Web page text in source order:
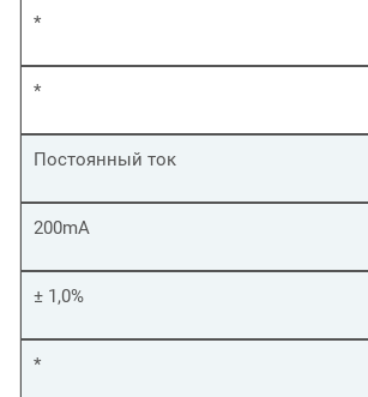
*
*
Постоянный ток
200mA
± 1,0%
*